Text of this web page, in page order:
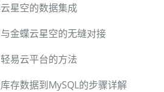
星空的数据集成
金蝶云星空的无缝对接
易云平台的方法
存数据到MySQL的步骤详解